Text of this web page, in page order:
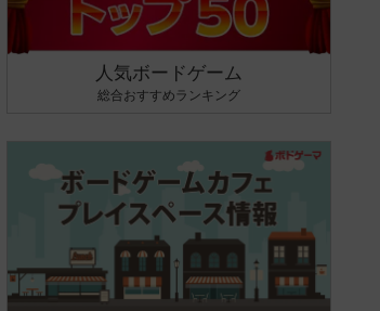
人気ボードゲーム
総合おすすめランキング